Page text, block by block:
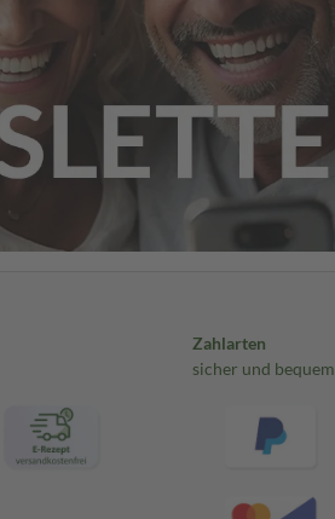
Zahlarten
sicher und bequem